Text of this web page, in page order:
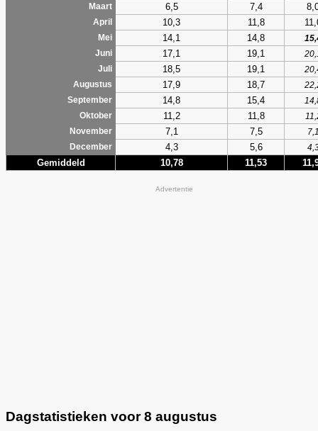
Maart 6,5 7,4
April 10,3 11,8
Mei 14,1 14,8
Juni
17,1 19,1
Juli
18,5 19,1
Augustus
17,9 18,7
September
14,8 15,4
Oktober
11,2 11,8
November
7,1 7,5
December
4,3 5,6
Gemiddeld 10,78 11,53
Advertentie
Dagstatistieken voor 8 augustus